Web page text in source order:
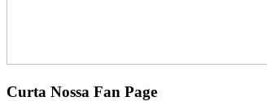
Curta Nossa Fan Page